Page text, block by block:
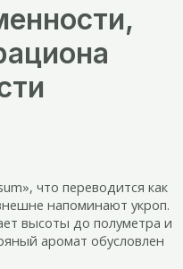
что переводится как
напоминают укроп.
высоты до полуметра и
аромат обусловлен